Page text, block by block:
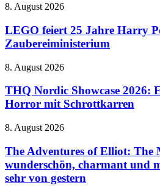
Gaming
naher
Zukunft
dem
LEGO
25
Jahre
Harry
mit
Zaubereiministerium
8. August 2026
LEGO feiert 25 Jahre Harry
Zaubereiministerium
THQ
Showcase
2026:
Expeditionen
den
mit
Schrottkarren
8. August 2026
THQ Nordic Showcase 2026:
Horror mit Schrottkarren
The
of
Elliot:
The
Millennium
8. August 2026
The Adventures of Elliot: The
wunderschön, charmant und
sehr von gestern